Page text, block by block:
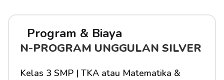
Program & Biaya
N-PROGRAM UNGGULAN SILVER